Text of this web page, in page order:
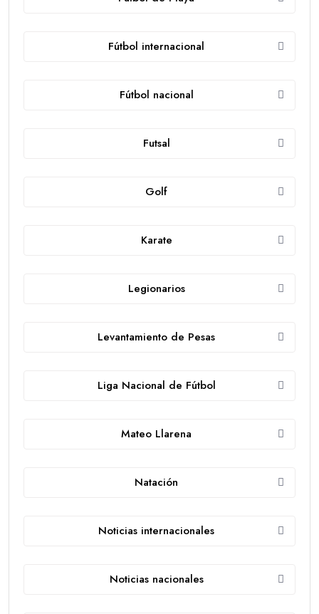
Fútbol internacional
Fútbol nacional
Futsal
Golf
Karate
Legionarios
Levantamiento de Pesas
Liga Nacional de Fútbol
Mateo Llarena
Natación
Noticias internacionales
Noticias nacionales